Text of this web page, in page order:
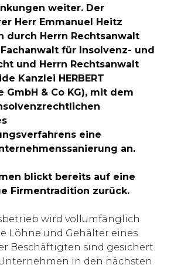
weiter. Der
Herr Emmanuel Heitz
durch Herrn Rechtsanwalt
für Insolvenz- und
und Herrn Rechtsanwalt
Kanzlei HERBERT
GmbH & Co KG), mit dem
eine
an.
blickt bereits auf eine
Firmentradition zurück.
wird vollumfänglich
Löhne und Gehälter eines
Beschäftigten sind gesichert.
in den nächsten